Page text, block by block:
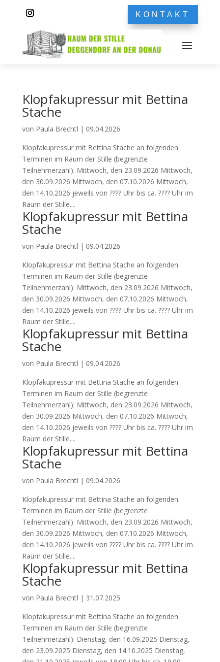
KONTAKT
Klopfakupressur mit Bettina
Stache
von Paula Brechtl | 09.04.2026
Klopfakupressur mit Bettina Stache an folgenden
Terminen im Raum der Stille (begrenzte
Teilnehmerzahl): Mittwoch, den 23.09.2026 Mittwoch,
den 30.09.2026 Mittwoch, den 07.10.2026 Mittwoch,
den 14.10.2026 jeweils von ???? Uhr bis ca. ???? Uhr im
Raum der Stille....
Klopfakupressur mit Bettina
Stache
von Paula Brechtl | 09.04.2026
Klopfakupressur mit Bettina Stache an folgenden
Terminen im Raum der Stille (begrenzte
Teilnehmerzahl): Mittwoch, den 23.09.2026 Mittwoch,
den 30.09.2026 Mittwoch, den 07.10.2026 Mittwoch,
den 14.10.2026 jeweils von ???? Uhr bis ca. ???? Uhr im
Raum der Stille....
Klopfakupressur mit Bettina
Stache
von Paula Brechtl | 09.04.2026
Klopfakupressur mit Bettina Stache an folgenden
Terminen im Raum der Stille (begrenzte
Teilnehmerzahl): Mittwoch, den 23.09.2026 Mittwoch,
den 30.09.2026 Mittwoch, den 07.10.2026 Mittwoch,
den 14.10.2026 jeweils von ???? Uhr bis ca. ???? Uhr im
Raum der Stille....
Klopfakupressur mit Bettina
Stache
von Paula Brechtl | 09.04.2026
Klopfakupressur mit Bettina Stache an folgenden
Terminen im Raum der Stille (begrenzte
Teilnehmerzahl): Mittwoch, den 23.09.2026 Mittwoch,
den 30.09.2026 Mittwoch, den 07.10.2026 Mittwoch,
den 14.10.2026 jeweils von ???? Uhr bis ca. ???? Uhr im
Raum der Stille....
Klopfakupressur mit Bettina
Stache
von Paula Brechtl | 31.07.2025
Klopfakupressur mit Bettina Stache an folgenden
Terminen im Raum der Stille (begrenzte
Teilnehmerzahl): Dienstag, den 16.09.2025 Dienstag,
den 23.09.2025 Dienstag, den 14.10.2025 Dienstag,